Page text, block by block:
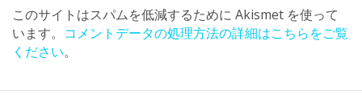
このサイトはスパムを低減するために Akismet を使って
います。 コメントデータの処理方法の詳細はこちらをご覧
ください。